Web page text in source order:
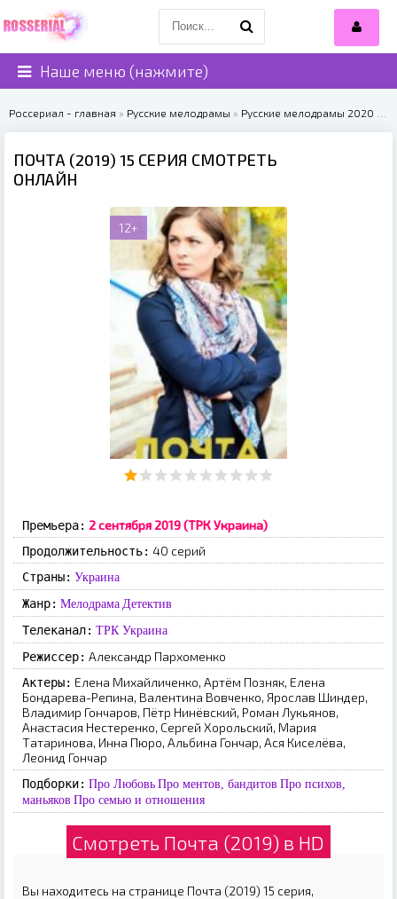
Наше меню (нажмите)
Россериал - главная » Русские мелодрамы » Русские мелодрамы 2020
ПОЧТА (2019) 15 СЕРИЯ СМОТРЕТЬ
ОНЛАЙН
12+
Премьера: 2 сентября 2019 (ТРК Украина)
Продолжительность: 40 серий
Страны: Украина
Жанр: Мелодрама Детектив
Телеканал: ТРК Украина
Режиссер: Александр Пархоменко
Актеры: Елена Михайличенко, Артём Позняк, Елена
Бондарева-Репина, Валентина Вовченко, Ярослав Шиндер,
Владимир Гончаров, Пётр Нинёвский, Роман Лукьянов,
Анастасия Нестеренко, Сергей Хорольский, Мария
Татаринова, Инна Пюро, Альбина Гончар, Ася Киселёва,
Леонид Гончар
Подборки: Про Любовь Про ментов, бандитов Про психов,
маньяков Про семью и отношения
Смотреть Почта (2019) в HD
Вы находитесь на странице Почта (2019) 15 серия,